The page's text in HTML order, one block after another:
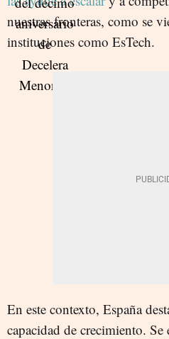
nuestras fronteras, como se
instituciones como EsTech.
En este contexto, España
capacidad de crecimiento. Se